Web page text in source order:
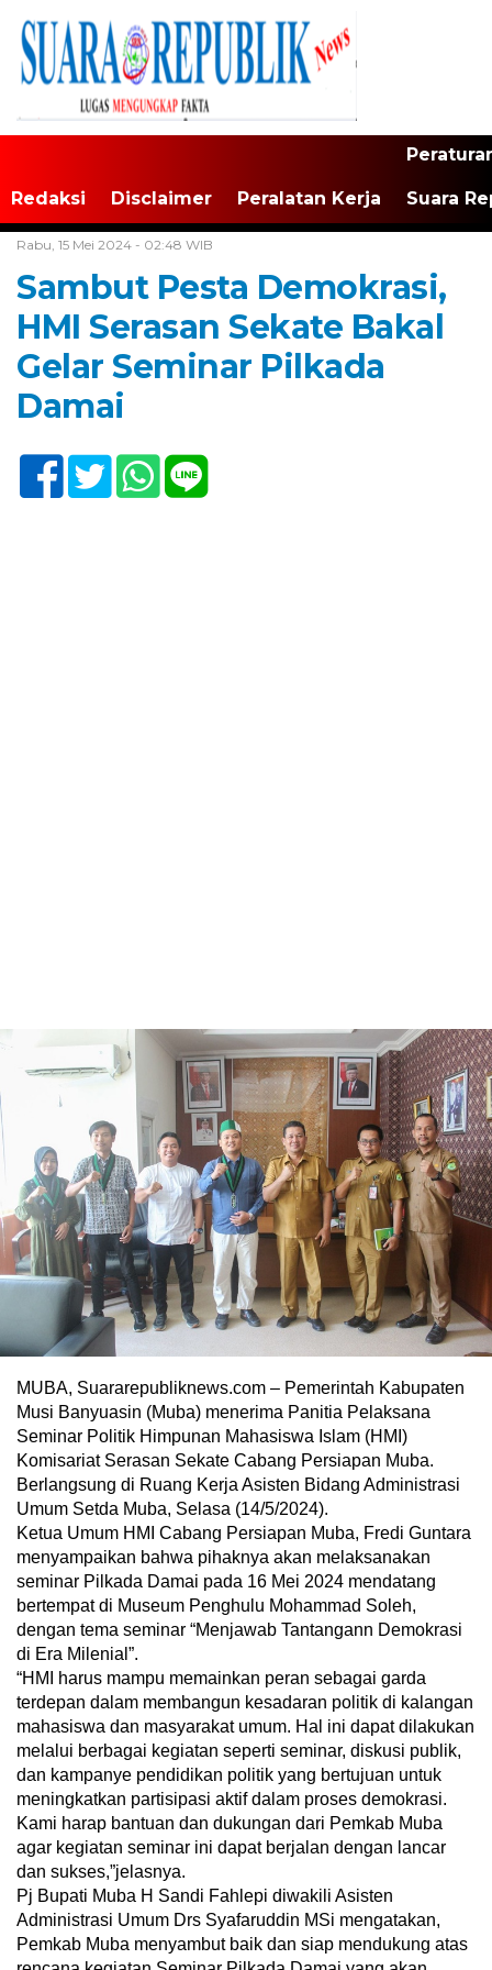
Redaksi Disclaimer Peralatan Kerja Suara
Rabu, 15 Mei 2024 - 02:48 WIB
Sambut Pesta Demokrasi,
HMI Serasan Sekate Bakal
Gelar Seminar Pilkada
Damai
MUBA, Suararepubliknews.com – Pemerintah Kabupaten
Musi Banyuasin (Muba) menerima Panitia Pelaksana
Seminar Politik Himpunan Mahasiswa Islam (HMI)
Komisariat Serasan Sekate Cabang Persiapan Muba.
Berlangsung di Ruang Kerja Asisten Bidang Administrasi
Umum Setda Muba, Selasa (14/5/2024).
Ketua Umum HMI Cabang Persiapan Muba, Fredi Guntara
menyampaikan bahwa pihaknya akan melaksanakan
seminar Pilkada Damai pada 16 Mei 2024 mendatang
bertempat di Museum Penghulu Mohammad Soleh,
dengan tema seminar “Menjawab Tantangann Demokrasi
di Era Milenial”.
“HMI harus mampu memainkan peran sebagai garda
terdepan dalam membangun kesadaran politik di kalangan
mahasiswa dan masyarakat umum. Hal ini dapat dilakukan
melalui berbagai kegiatan seperti seminar, diskusi publik,
dan kampanye pendidikan politik yang bertujuan untuk
meningkatkan partisipasi aktif dalam proses demokrasi.
Kami harap bantuan dan dukungan dari Pemkab Muba
agar kegiatan seminar ini dapat berjalan dengan lancar
dan sukses,”jelasnya.
Pj Bupati Muba H Sandi Fahlepi diwakili Asisten
Administrasi Umum Drs Syafaruddin MSi mengatakan,
Pemkab Muba menyambut baik dan siap mendukung atas